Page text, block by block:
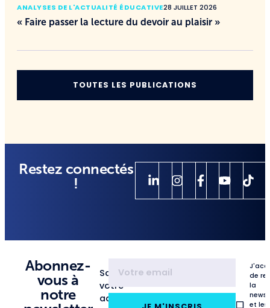
ANALYSES DE L'ACTUALITÉ ÉDUCATIVE28 JUILLET 2026
« Faire passer la lecture du devoir au plaisir »
TOUTES LES PUBLICATIONS
Restez connectés
!
Abonnez-
vous à
notre
Saisissez
votre
adresse
de
la
et les